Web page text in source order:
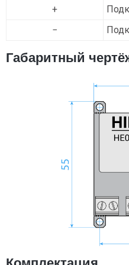
+
−
Габаритный